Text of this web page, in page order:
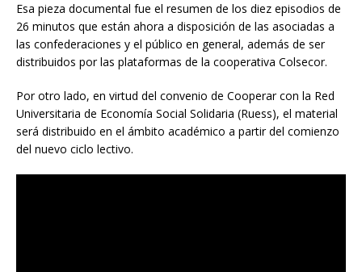
Esa pieza documental fue el resumen de los diez episodios de
26 minutos que están ahora a disposición de las asociadas a
las confederaciones y el público en general, además de ser
distribuidos por las plataformas de la cooperativa Colsecor.
Por otro lado, en virtud del convenio de Cooperar con la Red
Universitaria de Economía Social Solidaria (Ruess), el material
será distribuido en el ámbito académico a partir del comienzo
del nuevo ciclo lectivo.